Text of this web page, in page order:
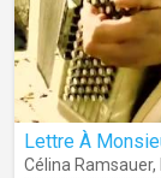
Célina Ramsauer,